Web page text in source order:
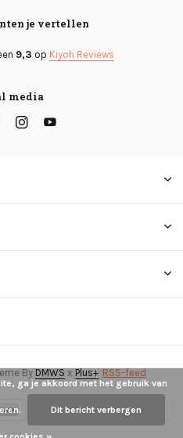
je vertellen
9,3 op Kiyoh Reviews
media
By DMWS x Plus+ RSS-feed
ga je akkoord met het gebruik van
Dit bericht verbergen